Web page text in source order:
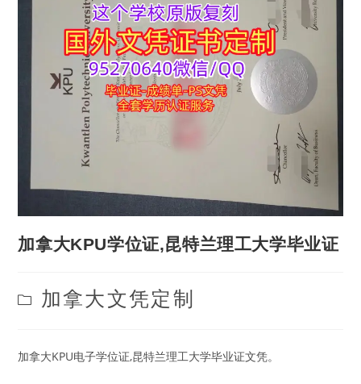
加拿大KPU学位证,昆特兰理工大学毕业证
Post
category:
加拿大文凭定制
加拿大KPU电子学位证,昆特兰理工大学毕业证文凭。